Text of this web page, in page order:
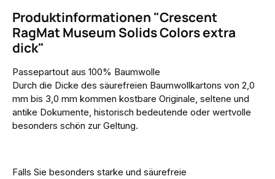
Produktinformationen "Crescent
RagMat Museum Solids Colors extra
dick"
Passepartout aus 100% Baumwolle
Durch die Dicke des säurefreien Baumwollkartons von 2,0
mm bis 3,0 mm kommen kostbare Originale, seltene und
antike Dokumente, historisch bedeutende oder wertvolle
besonders schön zur Geltung.
Falls Sie besonders starke und säurefreie